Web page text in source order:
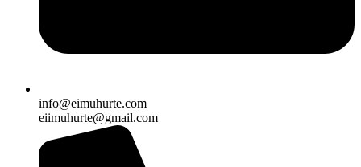
info@eimuhurte.com
eiimuhurte@gmail.com